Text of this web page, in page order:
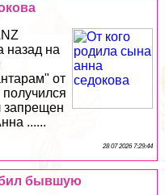
назад на
от
запрещен
......
28 07 2026 7:29:44
бывшую